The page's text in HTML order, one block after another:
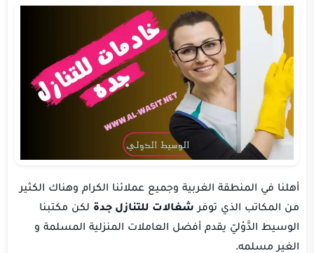
‏أهلنا في المنطقة الغربية وجميع عملائنا الكرام وهناك الكثير
من المكاتب الذي توفر شغالات للتنازل جدة لكن مكتبنا
الوسيط الدَّوْليّ يقدم أفضل العاملات المنزلية المسلمة و
الغير مسلمه.